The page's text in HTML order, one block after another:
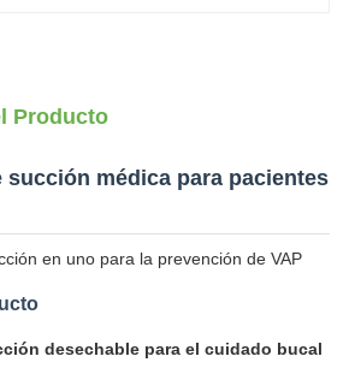
Producto
succión médica para pacientes
en uno para la prevención de VAP
desechable para el cuidado bucal